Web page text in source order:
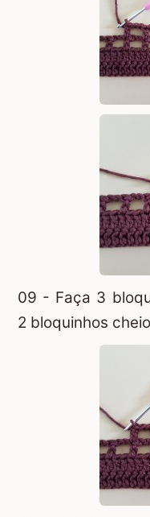
09 - Faça 3
2 bloquinhos